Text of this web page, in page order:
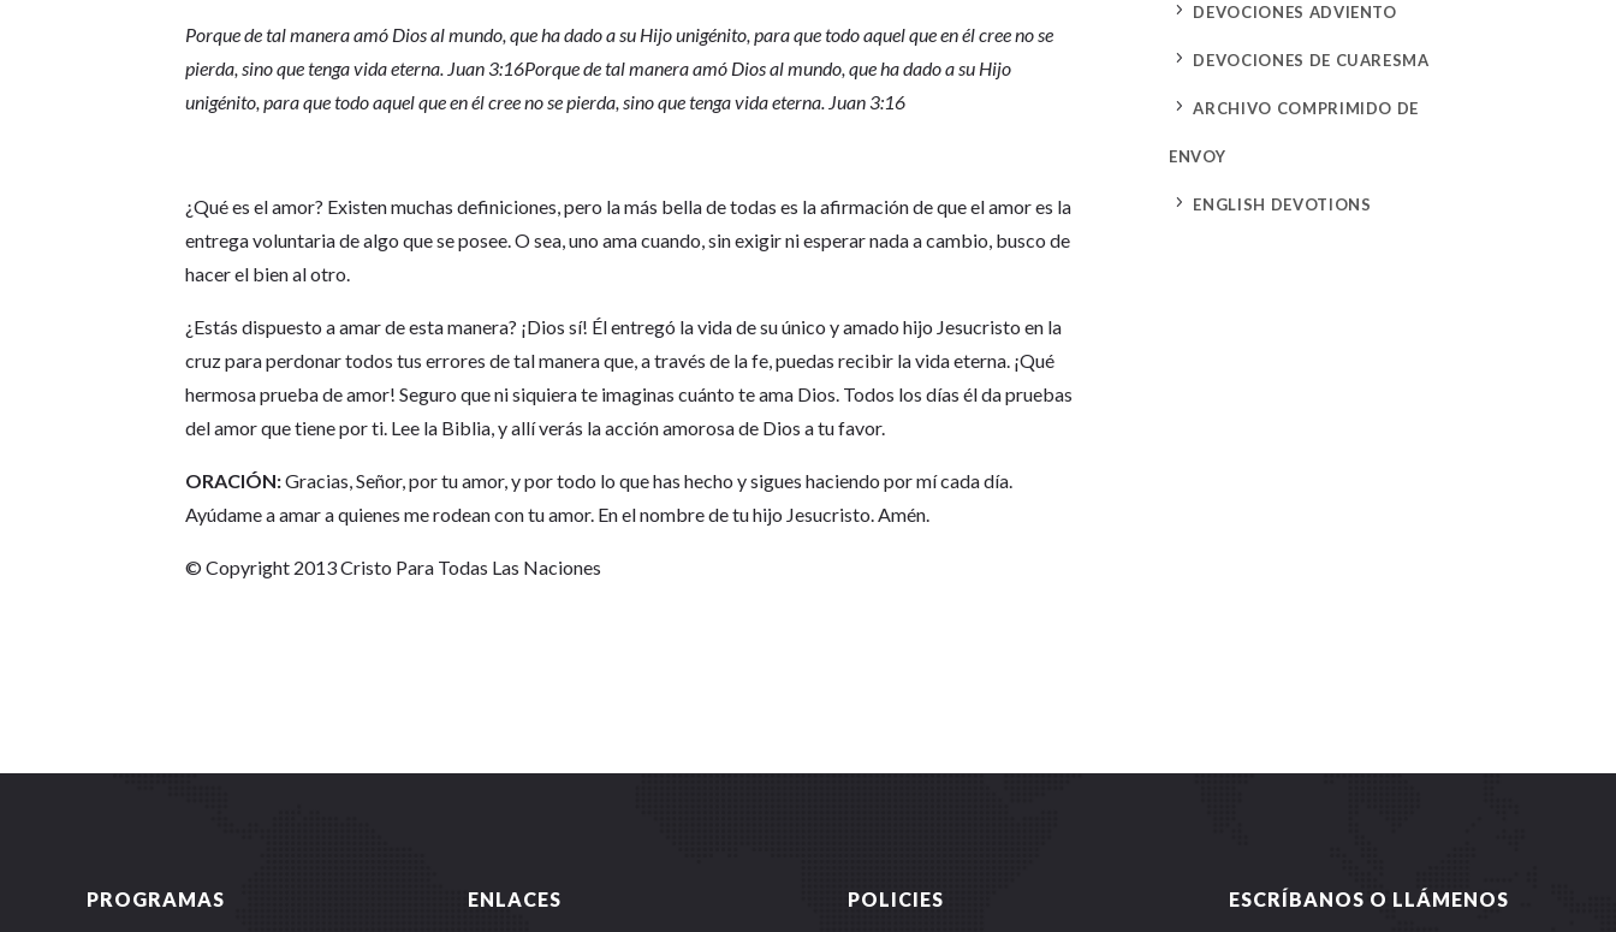
Porque de tal manera amó Dios al mundo, que ha dado a su Hijo unigénito, para que todo aquel que en él cree no se
pierda, sino que tenga vida eterna. Juan 3:16Porque de tal manera amó Dios al mundo, que ha dado a su Hijo
unigénito, para que todo aquel que en él cree no se pierda, sino que tenga vida eterna. Juan 3:16
¿Qué es el amor? Existen muchas definiciones, pero la más bella de todas es la afirmación de que el amor es la
entrega voluntaria de algo que se posee. O sea, uno ama cuando, sin exigir ni esperar nada a cambio, busco de
hacer el bien al otro.
¿Estás dispuesto a amar de esta manera? ¡Dios sí! Él entregó la vida de su único y amado hijo Jesucristo en la
cruz para perdonar todos tus errores de tal manera que, a través de la fe, puedas recibir la vida eterna. ¡Qué
hermosa prueba de amor! Seguro que ni siquiera te imaginas cuánto te ama Dios. Todos los días él da pruebas
del amor que tiene por ti. Lee la Biblia, y allí verás la acción amorosa de Dios a tu favor.
ORACIÓN:Gracias, Señor, por tu amor, y por todo lo que has hecho y sigues haciendo por mí cada día.
Ayúdame a amar a quienes me rodean con tu amor. En el nombre de tu hijo Jesucristo. Amén.
© Copyright 2013 Cristo Para Todas Las Naciones
5 DEVOCIONES ADVIENTO
5 DEVOCIONES DE CUARESMA
5 ARCHIVO COMPRIMIDO DE
ENVOY
5 ENGLISH DEVOTIONS
PROGRAMAS ENLACES POLICIES ESCRÍBANOS O LLÁMENOS